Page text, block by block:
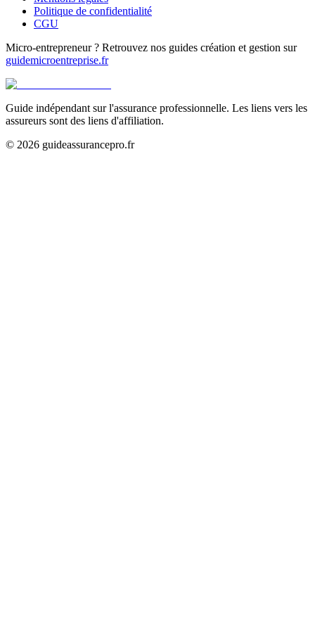
Politique de confidentialité
CGU
Micro-entrepreneur ? Retrouvez nos guides création et gestion sur
guidemicroentreprise.fr
Guide indépendant sur l'assurance professionnelle. Les liens vers les
assureurs sont des liens d'affiliation.
© 2026 guideassurancepro.fr